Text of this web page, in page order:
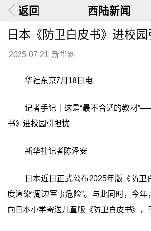
返回 西陆新闻
日本《防卫白皮书》进校园
2025-07-21 新华网
华社东京7月18日电
记者手记｜这是“最不合适的教材
书》进校园引担忧
新华社记者陈泽安
日本近日正式公布2025年版《防卫
度渲染“周边军事危险”。与此同时，今
向日本小学寄送儿童版《防卫白皮书》，